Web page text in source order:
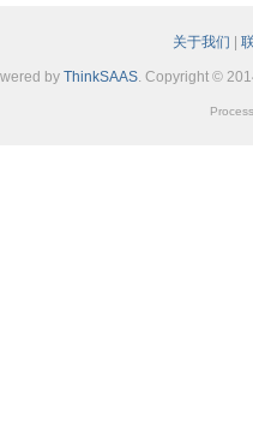
关于我们
by ThinkSAAS. Copyright ©